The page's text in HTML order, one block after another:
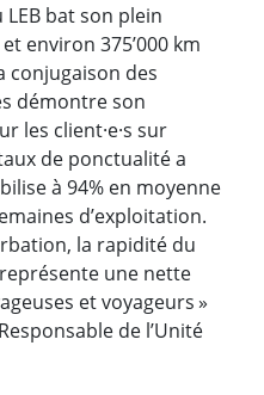
bat son plein
environ 375’000 km
conjugaison des
démontre son
les client·e·s sur
de ponctualité a
à 94% en moyenne
d’exploitation.
la rapidité du
une nette
et voyageurs »
de l’Unité